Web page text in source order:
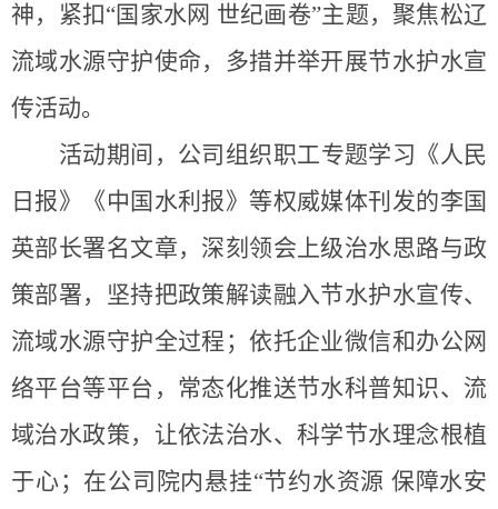
神，紧扣“国家水网 世纪画卷”主题，聚焦松辽
流域水源守护使命，多措并举开展节水护水宣
传活动。
活动期间， 公司组织职工专题学习《人民
日报》《中国水利报》等权威媒体刊发的李国
英部长署名文章，深刻领会上级治水思路与政
策部署，坚持把政策解读融入节水护水宣传、
流域水源守护全过程；依托企业微信和办公网
络平台等平台，常态化推送节水科普知识、流
域治水政策，让依法治水、科学节水理念根植
于心； 在公司院内悬挂“节约水资源 保障水安